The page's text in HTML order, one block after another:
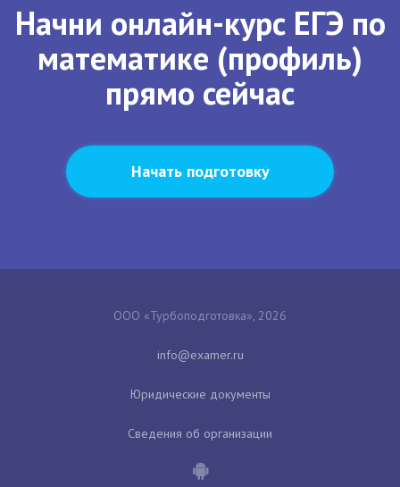
Начни онлайн-курс ЕГЭ по
математике (профиль)
прямо сейчас
Начать подготовку
ООО «Турбоподготовка», 2026
Юридические документы
Сведения об организации